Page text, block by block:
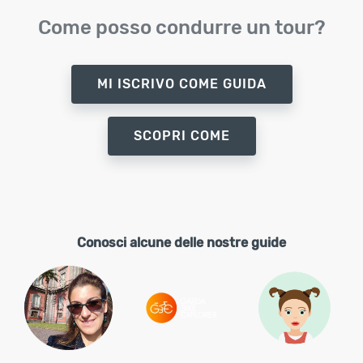
Come posso condurre un tour?
MI ISCRIVO COME GUIDA
SCOPRI COME
Conosci alcune delle nostre guide